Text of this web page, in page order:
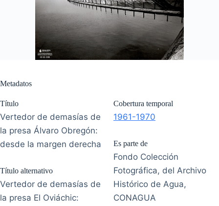
Metadatos
Título
Vertedor de demasías de
la presa Álvaro Obregón:
desde la margen derecha
Título alternativo
Vertedor de demasías de
la presa El Oviáchic:
Cobertura temporal
1961-1970
Es parte de
Fondo Colección
Fotográfica, del Archivo
Histórico de Agua,
CONAGUA